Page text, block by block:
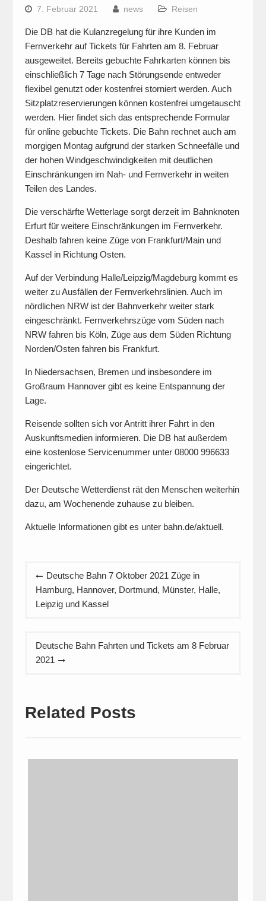
7. Februar 2021 news Reisen
Die DB hat die Kulanzregelung für ihre Kunden im
Fernverkehr auf Tickets für Fahrten am 8. Februar
ausgeweitet. Bereits gebuchte Fahrkarten können bis
einschließlich 7 Tage nach Störungsende entweder
flexibel genutzt oder kostenfrei storniert werden. Auch
Sitzplatzreservierungen können kostenfrei umgetauscht
werden. Hier findet sich das entsprechende Formular
für online gebuchte Tickets. Die Bahn rechnet auch am
morgigen Montag aufgrund der starken Schneefälle und
der hohen Windgeschwindigkeiten mit deutlichen
Einschränkungen im Nah- und Fernverkehr in weiten
Teilen des Landes.
Die verschärfte Wetterlage sorgt derzeit im Bahnknoten
Erfurt für weitere Einschränkungen im Fernverkehr.
Deshalb fahren keine Züge von Frankfurt/Main und
Kassel in Richtung Osten.
Auf der Verbindung Halle/Leipzig/Magdeburg kommt es
weiter zu Ausfällen der Fernverkehrslinien. Auch im
nördlichen NRW ist der Bahnverkehr weiter stark
eingeschränkt. Fernverkehrszüge vom Süden nach
NRW fahren bis Köln, Züge aus dem Süden Richtung
Norden/Osten fahren bis Frankfurt.
In Niedersachsen, Bremen und insbesondere im
Großraum Hannover gibt es keine Entspannung der
Lage.
Reisende sollten sich vor Antritt ihrer Fahrt in den
Auskunftsmedien informieren. Die DB hat außerdem
eine kostenlose Servicenummer unter 08000 996633
eingerichtet.
Der Deutsche Wetterdienst rät den Menschen weiterhin
dazu, am Wochenende zuhause zu bleiben.
Aktuelle Informationen gibt es unter bahn.de/aktuell.
Beitragsnavigation
Deutsche Bahn 7 Oktober 2021 Züge in
Hamburg, Hannover, Dortmund, Münster, Halle,
Leipzig und Kassel
Deutsche Bahn Fahrten und Tickets am 8 Februar
2021
Related Posts